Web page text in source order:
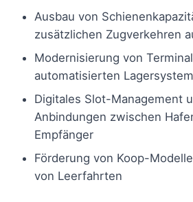
Ausbau von
zusätzlichen Zugverkehren
Modernisierung von
automatisierten
Digitales Slot-Management
Anbindungen zwischen
Empfänger
Förderung von Koop-
von Leerfahrten